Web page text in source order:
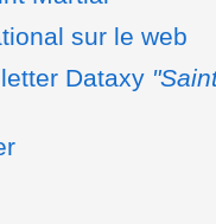
sur le web
Dataxy